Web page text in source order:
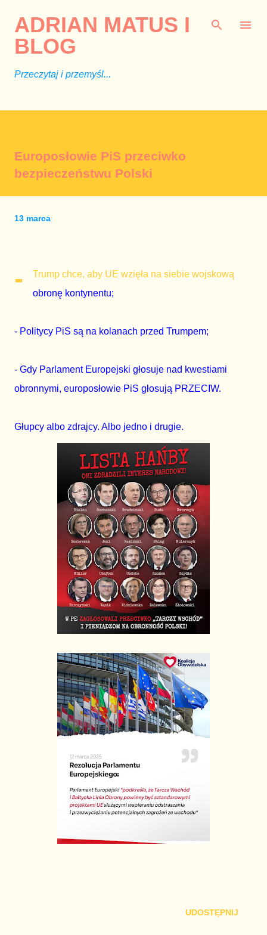
ADRIAN MATUS I
BLOG
Przeczytaj i przemyśl...
Europosłowie PiS przeciwko
bezpieczeństwu Polski
13 marca
-
Trump chce, aby UE wzięła na siebie wojskową
obronę kontynentu;
- Politycy PiS są na kolanach przed Trumpem;
- Gdy Parlament Europejski głosuje nad kwestiami
obronnymi, europosłowie PiS głosują PRZECIW.
Głupcy albo zdrajcy. Albo jedno i drugie.
UDOSTĘPNIJ